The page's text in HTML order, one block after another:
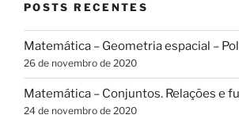
POSTS RECENTES
Matemática – Geometria espacial –
26 de novembro de 2020
Matemática – Conjuntos. Relações e
24 de novembro de 2020